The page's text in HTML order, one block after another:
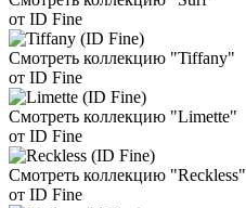
от ID Fine
Смотреть коллекцию "Tiffany"
от ID Fine
Смотреть коллекцию "Limette"
от ID Fine
Смотреть коллекцию "Reckless"
от ID Fine